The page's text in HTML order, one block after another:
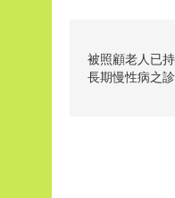
被照顧老人已
長期慢性病之診